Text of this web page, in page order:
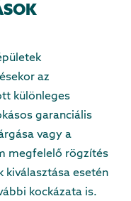
az
különleges
garanciális
vagy a
megfelelő rögzítés
kiválasztása esetén
kockázata is.